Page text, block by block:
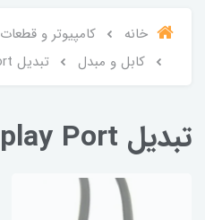
خانه کامپیوتر و قطعات
کابل و مبدل
تبدیل Display Port به HDMI
تبدیل Display Port به HDMI